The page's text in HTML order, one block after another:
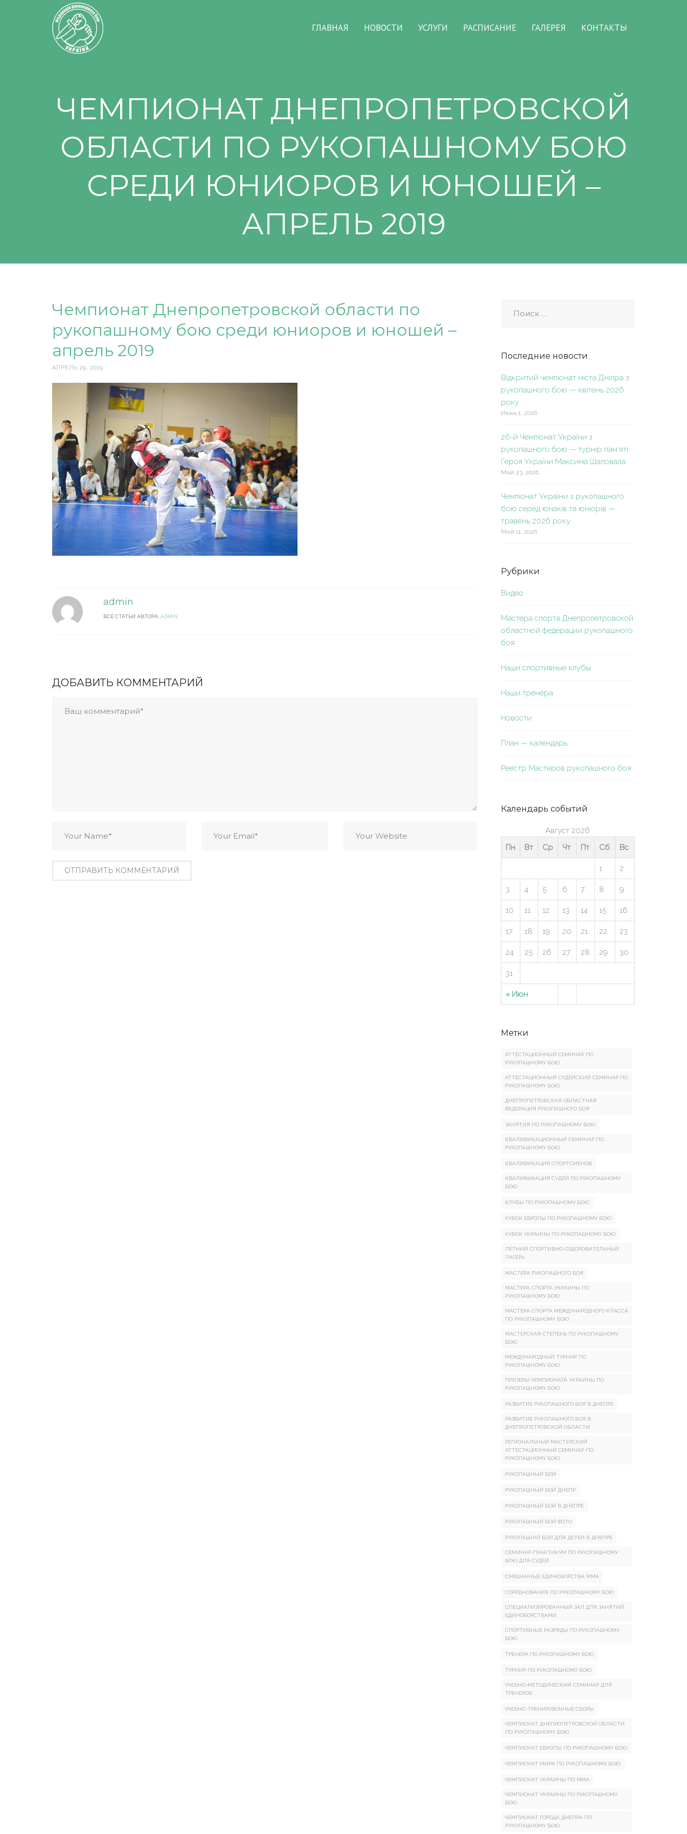
ГЛАВНАЯ НОВОСТИ УСЛУГИ РАСПИСАНИЕ ГАЛЕРЕЯ КОНТАКТЫ
ЧЕМПИОНАТ ДНЕПРОПЕТРОВСКОЙ
ОБЛАСТИ ПО РУКОПАШНОМУ БОЮ
СРЕДИ ЮНИОРОВ И ЮНОШЕЙ –
АПРЕЛЬ 2019
Чемпионат Днепропетровской области по
рукопашному бою среди юниоров и юношей –
апрель 2019
АПРЕЛЬ 29, 2019
admin
ВСЕ СТАТЬИ АВТОРА: ADMIN
ДОБАВИТЬ КОММЕНТАРИЙ
Последние новости
Відкритий чемпіонат міста Дніпра з
рукопашного бою — квітень 2026
року.
Июнь 1, 2026
26-й Чемпіонат України з
рукопашного бою — турнір пам’яті
Героя України Максима Шаповала.
Май 23, 2026
Чемпіонат України з рукопашного
бою серед юнаків та юніорів —
травень 2026 року.
Май 11, 2026
Рубрики
Видео
Мастера спорта Днепропетровской
областной федерации рукопашного
боя
Наши спортивные клубы
Наши тренера
Новости
План — календарь
Реестр Мастеров рукопашного боя
Календарь событий
Август 2026
Пн
Вт Ср Чт Пт Сб Вс
« Июн
1 2
3 4 5 6 7 8 9
10 11 12 13 14 15 16
17 18 19 20 21 22 23
24 25 26 27 28 29 30
31
Метки
АТТЕСТАЦИОННЫЙ СЕМИНАР ПО
РУКОПАШНОМУ БОЮ
АТТЕСТАЦИОННЫЙ СУДЕЙСКИЙ СЕМИНАР ПО
РУКОПАШНОМУ БОЮ
ДНЕПРОПЕТРОВСКАЯ ОБЛАСТНАЯ
ФЕДЕРАЦИЯ РУКОПАШНОГО БОЯ
ЗАНЯТИЯ ПО РУКОПАШНОМУ БОЮ
КВАЛИФИКАЦИОННЫЙ СЕМИНАР ПО
РУКОПАШНОМУ БОЮ
КВАЛИФИКАЦИЯ СПОРТСМЕНОВ
КВАЛИФИКАЦИЯ СУДЕЙ ПО РУКОПАШНОМУ
БОЮ
КЛУБЫ ПО РУКОПАШНОМУ БОЮ
КУБОК ЕВРОПЫ ПО РУКОПАШНОМУ БОЮ
КУБОК УКРАИНЫ ПО РУКОПАШНОМУ БОЮ
ЛЕТНИЙ СПОРТИВНО-ОЗДОРОВИТЕЛЬНЫЙ
ЛАГЕРЬ
МАСТЕРА РУКОПАШНОГО БОЯ
МАСТЕРА СПОРТА УКРАИНЫ ПО
РУКОПАШНОМУ БОЮ
МАСТЕРА СПОРТА МЕЖДУНАРОДНОГО КЛАССА
ПО РУКОПАШНОМУ БОЮ
МАСТЕРСКАЯ СТЕПЕНЬ ПО РУКОПАШНОМУ
БОЮ
МЕЖДУНАРОДНЫЙ ТУРНИР ПО
РУКОПАШНОМУ БОЮ
ПРИЗЕРЫ ЧЕМПИОНАТА УКРАИНЫ ПО
РУКОПАШНОМУ БОЮ
РАЗВИТИЕ РУКОПАШНОГО БОЯ В ДНЕПРЕ
РАЗВИТИЕ РУКОПАШНОГО БОЯ В
ДНЕПРОПЕТРОВСКОЙ ОБЛАСТИ
РЕГИОНАЛЬНЫЙ МАСТЕРСКИЙ
АТТЕСТАЦИОННЫЙ СЕМИНАР ПО
РУКОПАШНОМУ БОЮ
РУКОПАШНЫЙ БОЙ
РУКОПАШНЫЙ БОЙ ДНЕПР
РУКОПАШНЫЙ БОЙ В ДНЕПРЕ
РУКОПАШНЫЙ БОЙ ФОТО
РУКОПАШНІЙ БОЙ ДЛЯ ДЕТЕЙ В ДНЕПРЕ
СЕМИНАР-ПРАКТИКУМ ПО РУКОПАШНОМУ
БОЮ ДЛЯ СУДЕЙ
СМЕШАННЫЕ ЕДИНОБОРСТВА ММА
СОРЕВНОВАНИЯ ПО РУКОПАШНОМУ БОЮ
СПЕЦИАЛИЗИРОВАННЫЙ ЗАЛ ДЛЯ ЗАНЯТИЙ
ЕДИНОБОРСТВАМИ
СПОРТИВНЫЕ РАЗРЯДЫ ПО РУКОПАШНОМУ
БОЮ
ТРЕНЕРА ПО РУКОПАШНОМУ БОЮ
ТУРНИР ПО РУКОПАШНОМУ БОЮ
УЧЕБНО-МЕТОДИЧЕСКИЙ СЕМИНАР ДЛЯ
ТРЕНЕРОВ
УЧЕБНО-ТРЕНИРОВОЧНЫЕ СБОРЫ
ЧЕМПИОНАТ ДНЕПРОПЕТРОВСКОЙ ОБЛАСТИ
ПО РУКОПАШНОМУ БОЮ
ЧЕМПИОНАТ ЕВРОПЫ ПО РУКОПАШНОМУ БОЮ
ЧЕМПИОНАТ МИРА ПО РУКОПАШНОМУ БОЮ
ЧЕМПИОНАТ УКРАИНЫ ПО ММА
ЧЕМПИОНАТ УКРАИНЫ ПО РУКОПАШНОМУ
БОЮ
ЧЕМПИОНАТ ГОРОДА ДНЕПРА ПО
РУКОПАШНОМУ БОЮ